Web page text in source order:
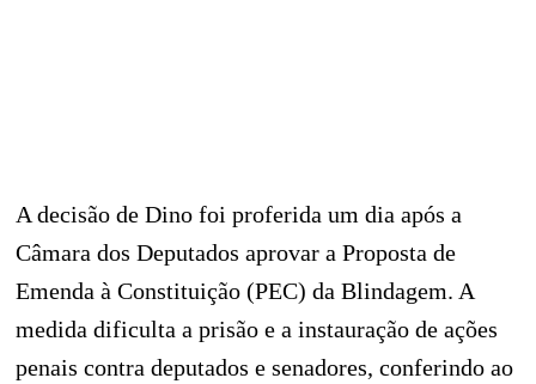
A decisão de Dino foi proferida um dia após a
Câmara dos Deputados aprovar a Proposta de
Emenda à Constituição (PEC) da Blindagem. A
medida dificulta a prisão e a instauração de ações
penais contra deputados e senadores, conferindo ao